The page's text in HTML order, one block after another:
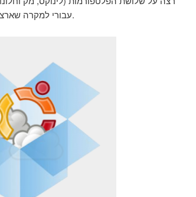
עבורי למקרה שארצה לשתף מחשב שהוא אינו לינוקס בהמשך.